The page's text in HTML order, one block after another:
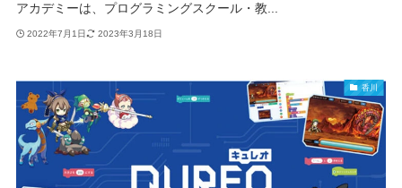
アカデミーは、プログラミングスクール・教...
2022年7月1日 2023年3月18日
香川